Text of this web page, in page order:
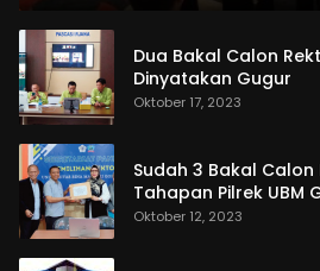
Dua Bakal Calon
Dinyatakan Gugur
Oktober 17, 2023
Sudah 3 Bakal
Tahapan Pilrek UBM
Oktober 12, 2023